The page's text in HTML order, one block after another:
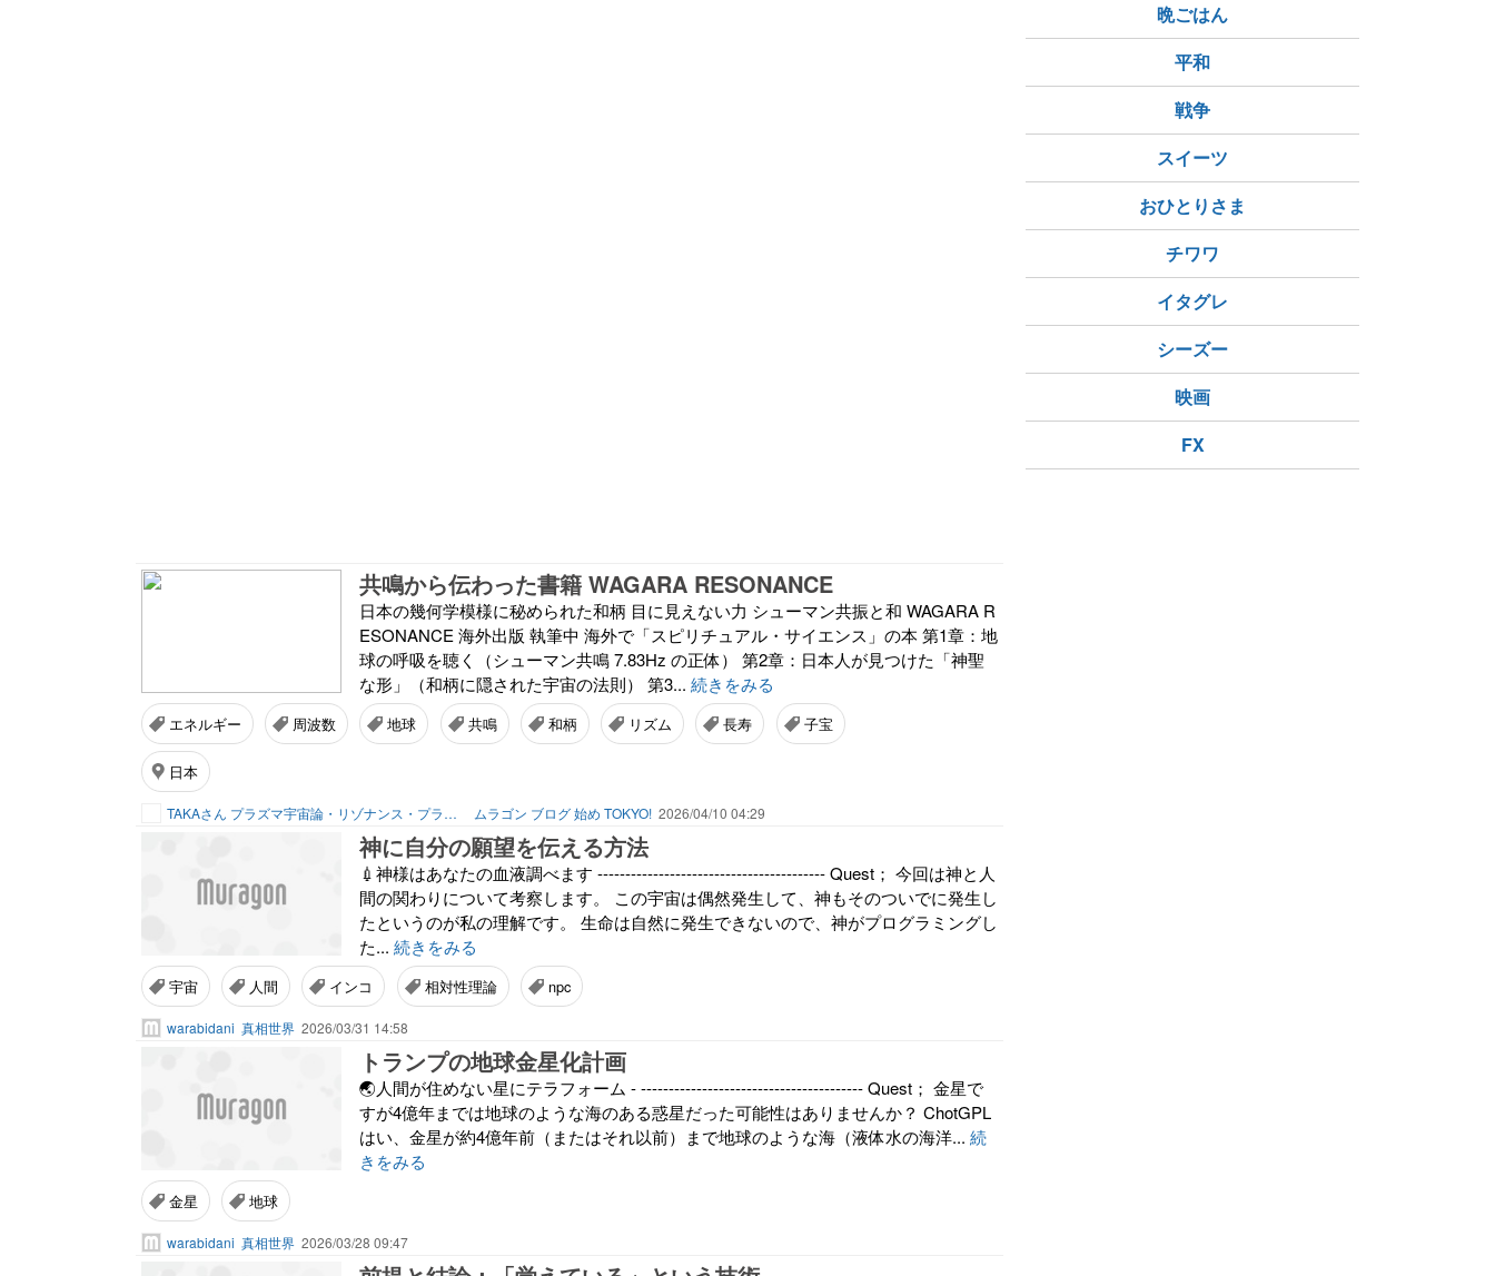
共鳴から伝わった書籍 WAGARA RESONANCE
日本の幾何学模様に秘められた和柄 目に見えない力 シューマン共振と和 WAGARA R
ESONANCE 海外出版 執筆中 海外で「スピリチュアル・サイエンス」の本 第1章：地
球の呼吸を聴く（シューマン共鳴 7.83Hz の正体） 第2章：日本人が見つけた「神聖
な形」（和柄に隠された宇宙の法則） 第3... 続きをみる
エネルギー 周波数 地球 共鳴 和柄 リズム 長寿 子宝
日本
TAKAさん プラズマ宇宙論・リゾナンス・プランナー ムラゴン ブログ 始め TOKYO! 2026/04/10 04:29
神に自分の願望を伝える方法
💉神様はあなたの血液調べます ----------------------------------------- Quest； 今回は神と人
間の関わりについて考察します。 この宇宙は偶然発生して、神もそのついでに発生し
たというのが私の理解です。 生命は自然に発生できないので、神がプログラミングし
た... 続きをみる
宇宙 人間 インコ 相対性理論 npc
warabidani 真相世界 2026/03/31 14:58
トランプの地球金星化計画
🌏人間が住めない星にテラフォーム - ---------------------------------------- Quest； 金星で
すが4億年までは地球のような海のある惑星だった可能性はありませんか？ ChotGPL
はい、金星が約4億年前（またはそれ以前）まで地球のような海（液体水の海洋... 続
きをみる
金星 地球
warabidani 真相世界 2026/03/28 09:47
晩ごはん
平和
戦争
スイーツ
おひとりさま
チワワ
イタグレ
シーズー
映画
FX